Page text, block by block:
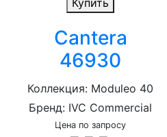
Купить
Cantera
46930
Коллекция: Moduleo 40
Бренд: IVC Commercial
Цена по запросу